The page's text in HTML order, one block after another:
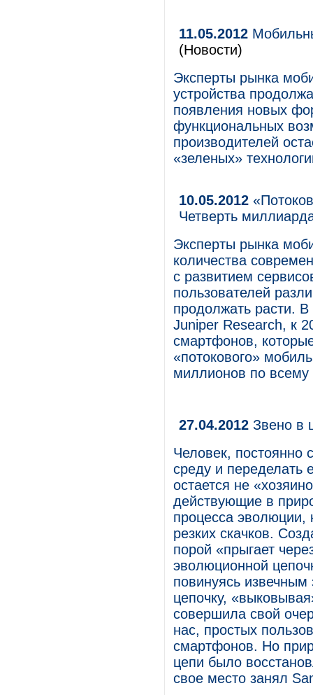
11.05.2012
(Новости)
Эксперты рынка
устройства
появления новых
функциональных
производителей
«зеленых»
10.05.2012
Четверть
Эксперты рынка
количества
с развитием
пользователей
продолжать расти.
Juniper Research, к
смартфонов,
«потокового»
миллионов по всему
27.04.2012 Звено в
Человек, постоянно
среду и переделать
остается не
действующие в
процесса эволюции,
резких скачков.
порой «прыгает
эволюционной
повинуясь извечным
цепочку,
совершила свой
нас, простых
смартфонов. Но
цепи было
свое место занял